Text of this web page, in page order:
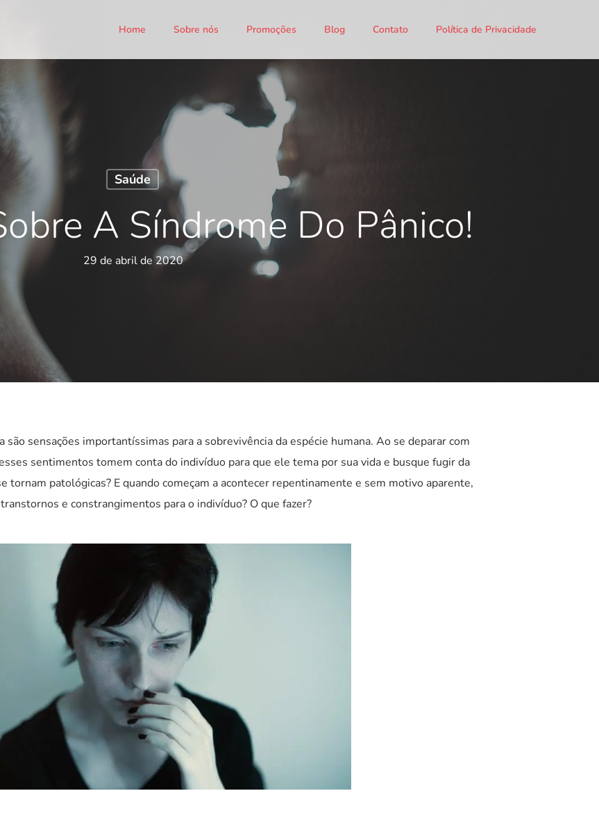
Home Sobre nós Promoções Blog Contato Política de Privacidade
Saúde
A Síndrome Do Pânico!
29 de abril de 2020
são sensações importantíssimas para a sobrevivência da espécie humana. Ao se deparar com
sentimentos tomem conta do indivíduo para que ele tema por sua vida e busque fugir da
tornam patológicas? E quando começam a acontecer repentinamente e sem motivo aparente,
e constrangimentos para o indivíduo? O que fazer?